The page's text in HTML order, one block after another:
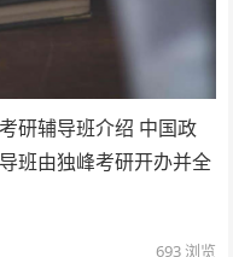
研辅导班介绍 中国政
班由独峰考研开办并全
693浏览